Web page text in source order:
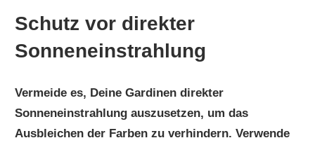
Schutz vor direkter
Sonneneinstrahlung
Vermeide es, Deine Gardinen direkter
Sonneneinstrahlung auszusetzen, um das
Ausbleichen der Farben zu verhindern. Verwende